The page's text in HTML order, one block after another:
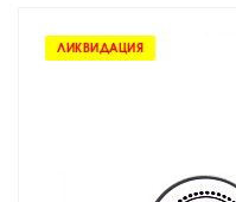
ЛИКВИДАЦИЯ